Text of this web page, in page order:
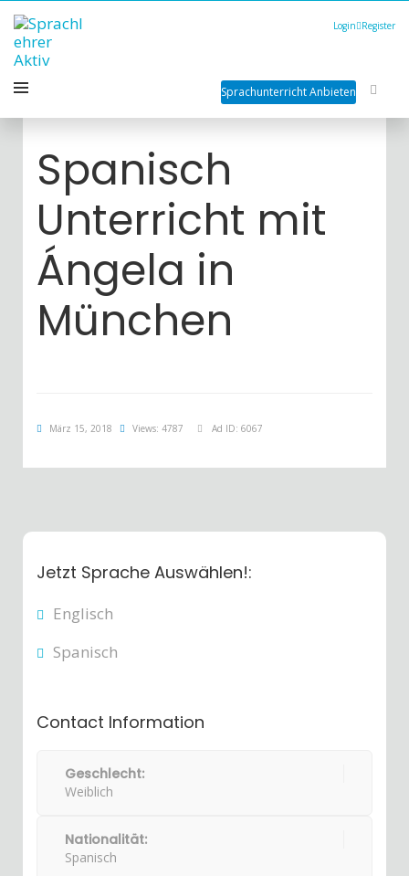
Login Register
Sprachunterricht Anbieten
Spanisch
Unterricht mit
Ángela in
München
März 15, 2018 Views: 4787 Ad ID: 6067
Jetzt Sprache Auswählen!:
Englisch
Spanisch
Contact Information
Geschlecht:
Weiblich
Nationalität:
Spanisch